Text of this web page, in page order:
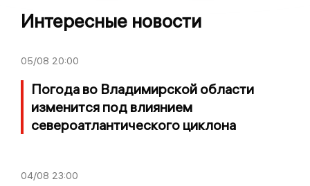
Интересные новости
05/08 20:00
Погода во Владимирской области
изменится под влиянием
североатлантического циклона
04/08 23:00